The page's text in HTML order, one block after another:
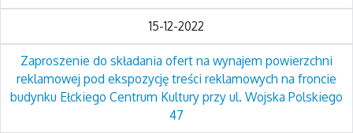
15-12-2022
Zaproszenie do składania ofert na wynajem powierzchni
reklamowej pod ekspozycję treści reklamowych na froncie
budynku Ełckiego Centrum Kultury przy ul. Wojska Polskiego
47